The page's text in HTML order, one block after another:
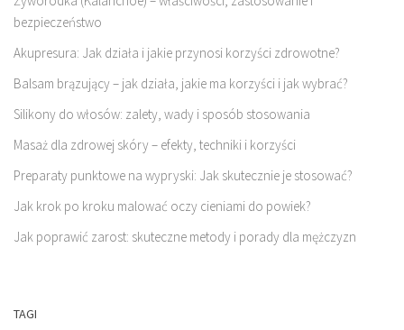
bezpieczeństwo
Akupresura: Jak działa i jakie przynosi korzyści zdrowotne?
Balsam brązujący – jak działa, jakie ma korzyści i jak wybrać?
Silikony do włosów: zalety, wady i sposób stosowania
Masaż dla zdrowej skóry – efekty, techniki i korzyści
Preparaty punktowe na wypryski: Jak skutecznie je stosować?
Jak krok po kroku malować oczy cieniami do powiek?
Jak poprawić zarost: skuteczne metody i porady dla mężczyzn
TAGI